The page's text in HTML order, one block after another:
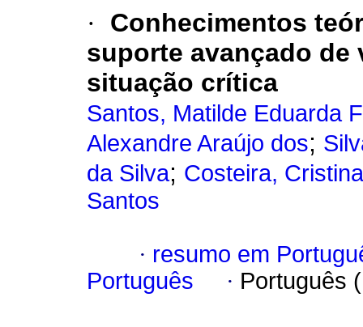
·
Conhecimentos
suporte avançado de
situação crítica
Santos, Matilde Eduarda
Alexandre Araújo dos;
da Silva; Costeira,
Santos
· resumo em
Português
· Português